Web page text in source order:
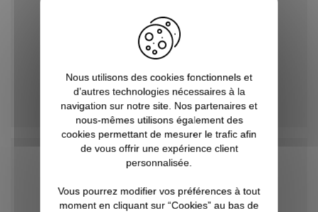
H :1050mm
40x40x2 mm
- +
Prix unitaire TTC 132,30 €
Réf. :in102-025-i-04
Description :7 Barres ø 12mm
Nous utilisons des cookies fonctionnels et
d’autres technologies nécessaires à la
navigation sur notre site. Nos partenaires et
nous-mêmes utilisons également des
cookies permettant de mesurer le trafic afin
de vous offrir une expérience client
personnalisée.
Vous pourrez modifier vos préférences à tout
moment en cliquant sur “Cookies” au bas de